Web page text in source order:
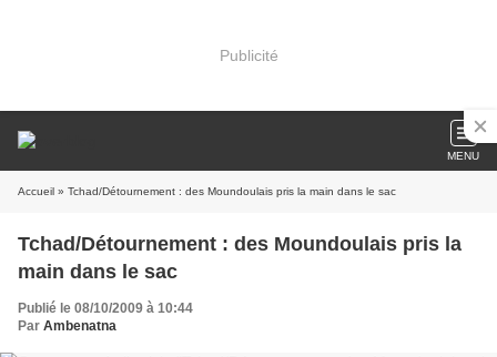
Publicité
MENU
Accueil » Tchad/Détournement : des Moundoulais pris la main dans le sac
Tchad/Détournement : des Moundoulais pris la
main dans le sac
Publié le 08/10/2009 à 10:44
Par Ambenatna